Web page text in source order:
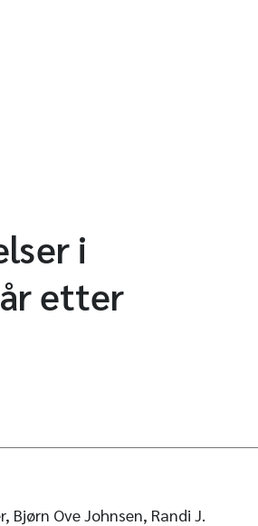
i
etter
Bjørn Ove Johnsen, Randi J.